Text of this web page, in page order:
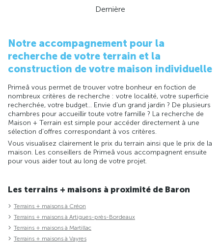
Dernière
Notre accompagnement pour la
recherche de votre terrain et la
construction de votre maison individuelle
Primeâ vous permet de trouver votre bonheur en foction de
nombreux critères de recherche : votre localité, votre superficie
recherchée, votre budget... Envie d'un grand jardin ? De plusieurs
chambres pour accueillir toute votre famille ? La recherche de
Maison + Terrain est simple pour accéder directement à une
sélection d'offres correspondant à vos critères.
Vous visualisez clairement le prix du terrain ainsi que le prix de la
maison. Les conseillers de Primeâ vous accompagnent ensuite
pour vous aider tout au long de votre projet.
Les terrains + maisons à proximité de Baron
Terrains + maisons à Créon
Terrains + maisons à Artigues-près-Bordeaux
Terrains + maisons à Martillac
Terrains + maisons à Vayres